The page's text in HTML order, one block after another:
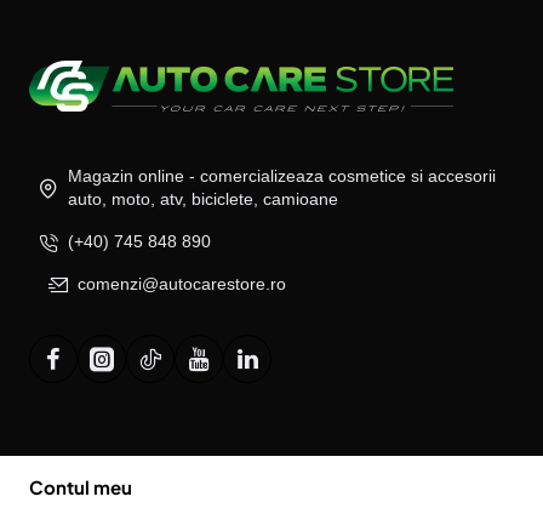
Magazin online - comercializeaza cosmetice si accesorii
auto, moto, atv, biciclete, camioane
(+40) 745 848 890
comenzi@autocarestore.ro
Contul meu